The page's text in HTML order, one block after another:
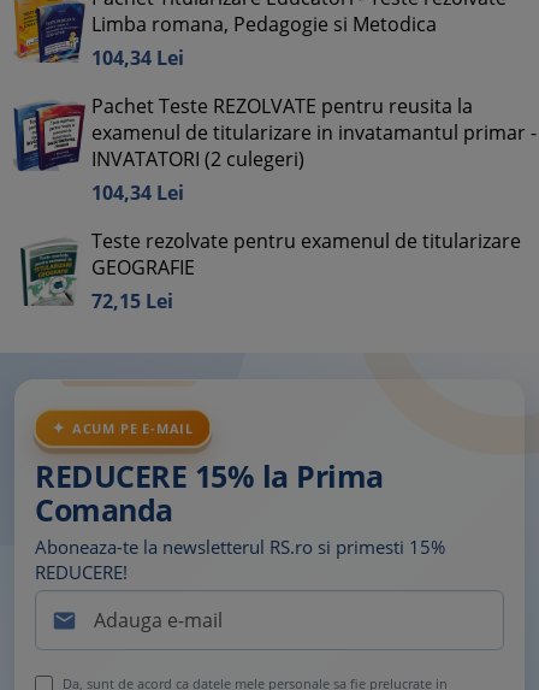
Limba romana, Pedagogie si Metodica
104,34 Lei
Pachet Teste REZOLVATE pentru reusita la
examenul de titularizare in invatamantul primar -
INVATATORI (2 culegeri)
104,34 Lei
Teste rezolvate pentru examenul de titularizare
GEOGRAFIE
72,15 Lei
ACUM PE E-MAIL
REDUCERE 15% la Prima
Comanda
Aboneaza-te la newsletterul RS.ro si primesti 15%
REDUCERE!

Da, sunt de acord ca datele mele personale sa fie prelucrate in